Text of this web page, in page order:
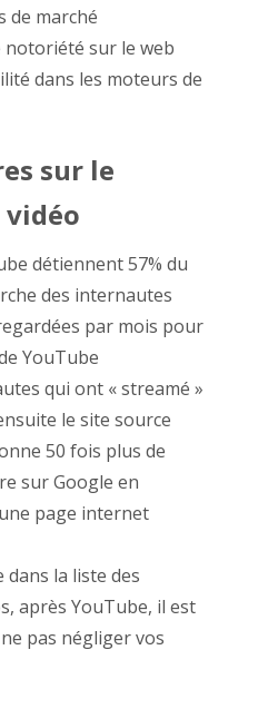
de marché
sur le web
dans les moteurs de
sur le
détiennent 57% du
des internautes
par mois pour
YouTube
qui ont « streamé »
le site source
50 fois plus de
sur Google en
page internet
dans la liste des
après YouTube, il est
pas négliger vos